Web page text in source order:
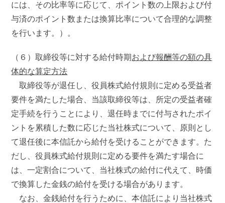
には、その比率等に応じて、ポイント数の上限および付
与済のポイント数または換算比率について合理的な調整
を行います。）。
（６）取締役等に対する給付時期および報酬等の額の具
体的な算定方法
取締役等が退任し、役員株式給付規則に定める受益者
要件を満たした場合、当該取締役等は、所定の受益者確
定手続を行うことにより、退任時までに付与されたポイ
ントを累積した数に応じた当社株式について、原則とし
て退任後に本信託から給付を受けることができます。た
だし、役員株式給付規則に定める要件を満たす場合に
は、一定割合について、当社株式の給付に代えて、時価
で換算した金銭の給付を受ける場合があります。
なお、金銭給付を行うために、本信託により当社株式